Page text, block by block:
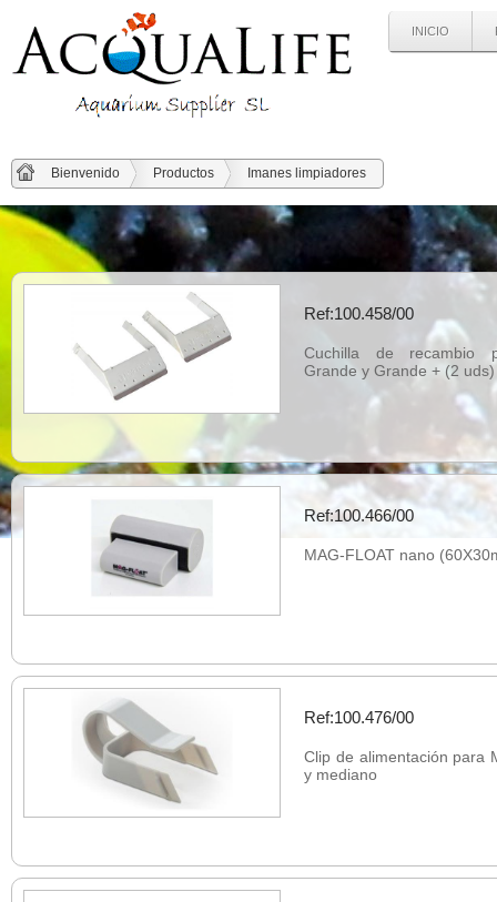
INICIO
Bienvenido Productos Imanes limpiadores
Ref:100.458/00
Cuchilla de recambio
Grande y Grande + (2 uds)
Ref:100.466/00
MAG-FLOAT nano
Ref:100.476/00
Clip de alimentación para
y mediano